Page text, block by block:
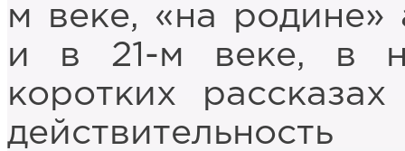
м веке, «на родине»
и в 21-м веке, в
коротких